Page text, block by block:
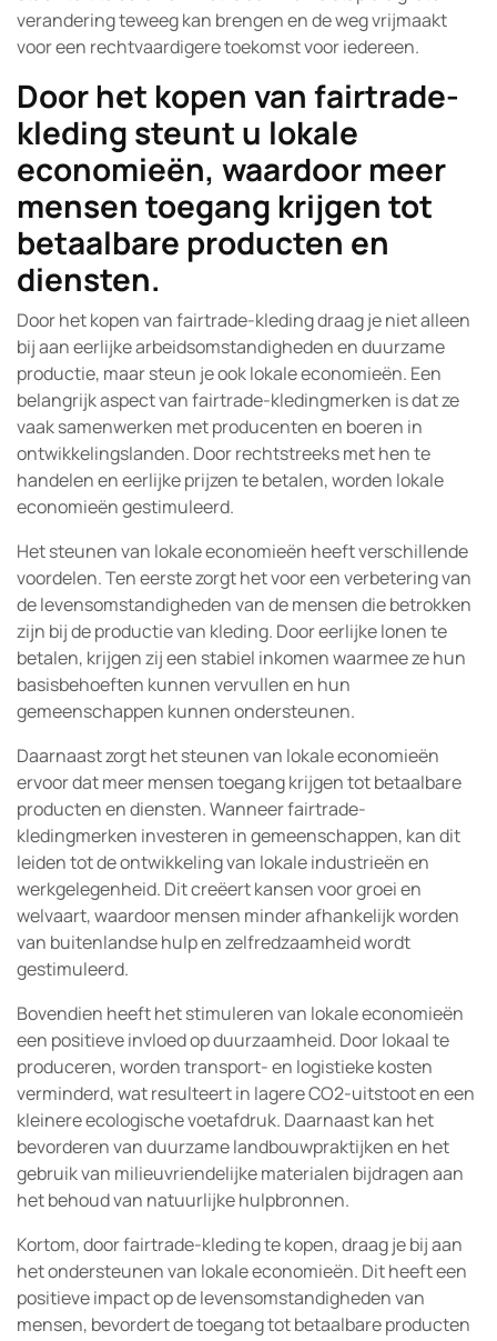
verandering teweeg kan brengen en de weg vrijmaakt
voor een rechtvaardigere toekomst voor iedereen.
Door het kopen van fairtrade-
kleding steunt u lokale
economieën, waardoor meer
mensen toegang krijgen tot
betaalbare producten en
diensten.
Door het kopen van fairtrade-kleding draag je niet alleen
bij aan eerlijke arbeidsomstandigheden en duurzame
productie, maar steun je ook lokale economieën. Een
belangrijk aspect van fairtrade-kledingmerken is dat ze
vaak samenwerken met producenten en boeren in
ontwikkelingslanden. Door rechtstreeks met hen te
handelen en eerlijke prijzen te betalen, worden lokale
economieën gestimuleerd.
Het steunen van lokale economieën heeft verschillende
voordelen. Ten eerste zorgt het voor een verbetering van
de levensomstandigheden van de mensen die betrokken
zijn bij de productie van kleding. Door eerlijke lonen te
betalen, krijgen zij een stabiel inkomen waarmee ze hun
basisbehoeften kunnen vervullen en hun
gemeenschappen kunnen ondersteunen.
Daarnaast zorgt het steunen van lokale economieën
ervoor dat meer mensen toegang krijgen tot betaalbare
producten en diensten. Wanneer fairtrade-
kledingmerken investeren in gemeenschappen, kan dit
leiden tot de ontwikkeling van lokale industrieën en
werkgelegenheid. Dit creëert kansen voor groei en
welvaart, waardoor mensen minder afhankelijk worden
van buitenlandse hulp en zelfredzaamheid wordt
gestimuleerd.
Bovendien heeft het stimuleren van lokale economieën
een positieve invloed op duurzaamheid. Door lokaal te
produceren, worden transport- en logistieke kosten
verminderd, wat resulteert in lagere CO2-uitstoot en een
kleinere ecologische voetafdruk. Daarnaast kan het
bevorderen van duurzame landbouwpraktijken en het
gebruik van milieuvriendelijke materialen bijdragen aan
het behoud van natuurlijke hulpbronnen.
Kortom, door fairtrade-kleding te kopen, draag je bij aan
het ondersteunen van lokale economieën. Dit heeft een
positieve impact op de levensomstandigheden van
mensen, bevordert de toegang tot betaalbare producten